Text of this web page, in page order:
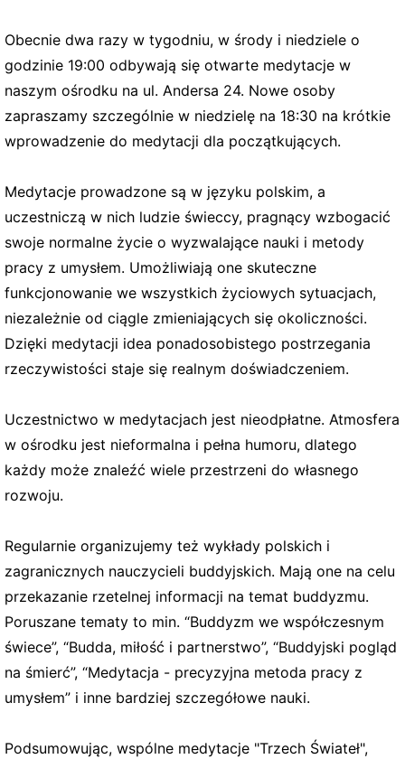
Obecnie dwa razy w tygodniu, w środy i niedziele o
godzinie 19:00 odbywają się otwarte medytacje w
naszym ośrodku na ul. Andersa 24. Nowe osoby
zapraszamy szczególnie w niedzielę na 18:30 na krótkie
wprowadzenie do medytacji dla początkujących.
Medytacje prowadzone są w języku polskim, a
uczestniczą w nich ludzie świeccy, pragnący wzbogacić
swoje normalne życie o wyzwalające nauki i metody
pracy z umysłem. Umożliwiają one skuteczne
funkcjonowanie we wszystkich życiowych sytuacjach,
niezależnie od ciągle zmieniających się okoliczności.
Dzięki medytacji idea ponadosobistego postrzegania
rzeczywistości staje się realnym doświadczeniem.
Uczestnictwo w medytacjach jest nieodpłatne. Atmosfera
w ośrodku jest nieformalna i pełna humoru, dlatego
każdy może znaleźć wiele przestrzeni do własnego
rozwoju.
Regularnie organizujemy też wykłady polskich i
zagranicznych nauczycieli buddyjskich. Mają one na celu
przekazanie rzetelnej informacji na temat buddyzmu.
Poruszane tematy to min. “Buddyzm we współczesnym
świece”, “Budda, miłość i partnerstwo”, “Buddyjski pogląd
na śmierć”, “Medytacja - precyzyjna metoda pracy z
umysłem” i inne bardziej szczegółowe nauki.
Podsumowując, wspólne medytacje "Trzech Świateł",